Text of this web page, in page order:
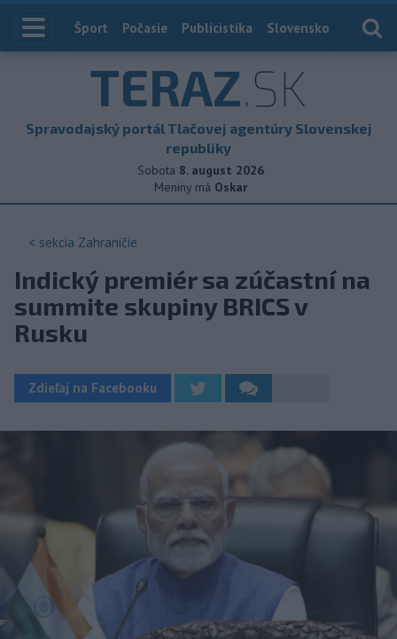
Index
Šport Počasie Publicistika Slovensko
TERAZ.SK
Spravodajský portál Tlačovej agentúry Slovenskej
republiky
Sobota 8. august 2026
Meniny má Oskar
< sekcia Zahraničie
Indický premiér sa zúčastní na
summite skupiny BRICS v
Rusku
Zdieľaj na Facebooku